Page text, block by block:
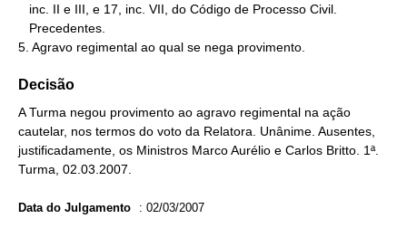
5. Agravo regimental ao qual se nega provimento.
Decisão
A Turma negou provimento ao agravo regimental na ação
cautelar, nos termos do voto da Relatora. Unânime. Ausentes,
justificadamente, os Ministros Marco Aurélio e Carlos Britto. 1ª.
Turma, 02.03.2007.
Data do Julgamento : 02/03/2007